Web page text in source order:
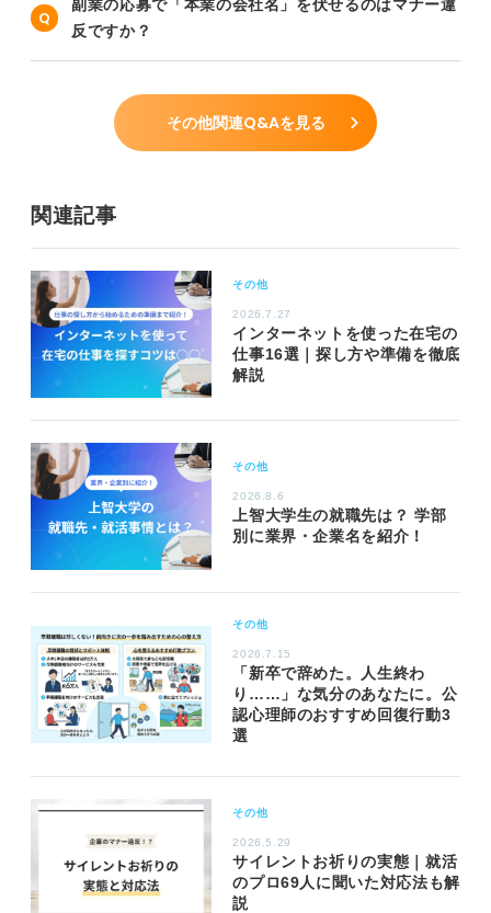
副業の応募で「本業の会社名」を伏せるのはマナー違
反ですか？
その他関連Q&Aを見る
関連記事
その他
2026.7.27
インターネットを使った在宅の
仕事16選｜探し方や準備を徹底
解説
その他
2026.8.6
上智大学生の就職先は？ 学部
別に業界・企業名を紹介！
その他
2026.7.15
「新卒で辞めた。人生終わ
り……」な気分のあなたに。公
認心理師のおすすめ回復行動3
選
その他
2026.5.29
サイレントお祈りの実態｜就活
のプロ69人に聞いた対応法も解
説